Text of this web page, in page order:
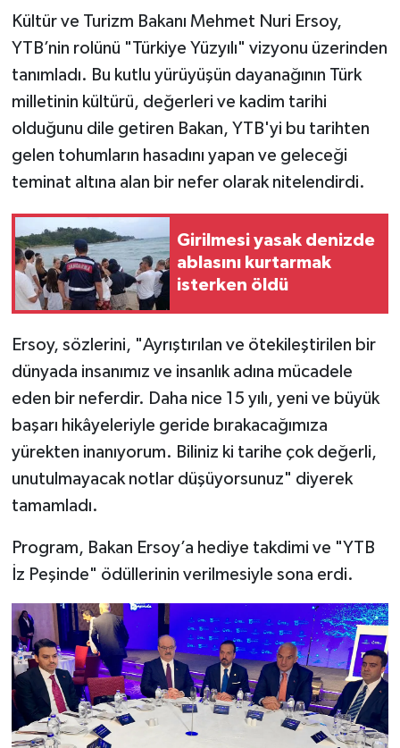
Kültür ve Turizm Bakanı Mehmet Nuri Ersoy,
YTB’nin rolünü "Türkiye Yüzyılı" vizyonu üzerinden
tanımladı. Bu kutlu yürüyüşün dayanağının Türk
milletinin kültürü, değerleri ve kadim tarihi
olduğunu dile getiren Bakan, YTB'yi bu tarihten
gelen tohumların hasadını yapan ve geleceği
teminat altına alan bir nefer olarak nitelendirdi.
Girilmesi yasak denizde
ablasını kurtarmak
isterken öldü
Ersoy, sözlerini, "Ayrıştırılan ve ötekileştirilen bir
dünyada insanımız ve insanlık adına mücadele
eden bir neferdir. Daha nice 15 yılı, yeni ve büyük
başarı hikâyeleriyle geride bırakacağımıza
yürekten inanıyorum. Biliniz ki tarihe çok değerli,
unutulmayacak notlar düşüyorsunuz" diyerek
tamamladı.
Program, Bakan Ersoy’a hediye takdimi ve "YTB
İz Peşinde" ödüllerinin verilmesiyle sona erdi.